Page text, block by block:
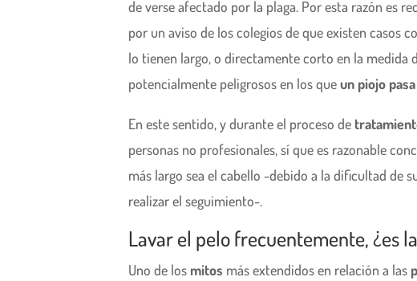
de verse afectado por la plaga. Por esta razón es
por un aviso de los colegios de que existen casos
lo tienen largo, o directamente corto en la medida
potencialmente peligrosos en los queun piojo
En este sentido, y durante el proceso de
personas no profesionales, sí que es razonable
más largo sea el cabello -debido a la dificultad de
realizar el seguimiento-.
Lavar el pelo frecuentemente, ¿es
Uno de los mitos más extendidos en relación a las